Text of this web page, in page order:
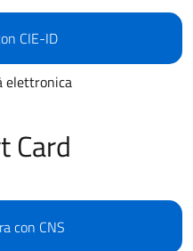
CIE-ID
elettronica
Card
con CNS